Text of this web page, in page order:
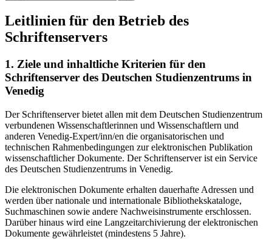
Leitlinien für den Betrieb des
Schriftenservers
1. Ziele und inhaltliche Kriterien für den
Schriftenserver des Deutschen Studienzentrums in
Venedig
Der Schriftenserver bietet allen mit dem Deutschen Studienzentrum
verbundenen Wissenschaftlerinnen und Wissenschaftlern und
anderen Venedig-Expert/inn/en die organisatorischen und
technischen Rahmenbedingungen zur elektronischen Publikation
wissenschaftlicher Dokumente. Der Schriftenserver ist ein Service
des Deutschen Studienzentrums in Venedig.
Die elektronischen Dokumente erhalten dauerhafte Adressen und
werden über nationale und internationale Bibliothekskataloge,
Suchmaschinen sowie andere Nachweisinstrumente erschlossen.
Darüber hinaus wird eine Langzeitarchivierung der elektronischen
Dokumente gewährleistet (mindestens 5 Jahre).